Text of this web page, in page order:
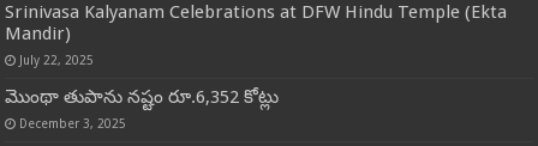
Srinivasa Kalyanam Celebrations at DFW Hindu Temple (Ekta
Mandir)
July 22, 2025
మొంథా తుపాను నష్టం రూ.6,352 కోట్లు
December 3, 2025